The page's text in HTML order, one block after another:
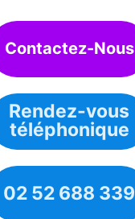
Contactez-Nous
Rendez-vous
téléphonique
02 52 688 339